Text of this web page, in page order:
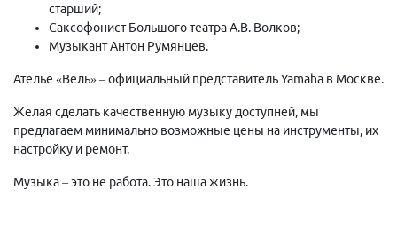
старший;
Саксофонист Большого театра А.В. Волков;
Музыкант Антон Румянцев.
Ателье «Вель» – официальный представитель Yamaha в Москве.
Желая сделать качественную музыку доступней, мы
предлагаем минимально возможные цены на инструменты, их
настройку и ремонт.
Музыка – это не работа. Это наша жизнь.